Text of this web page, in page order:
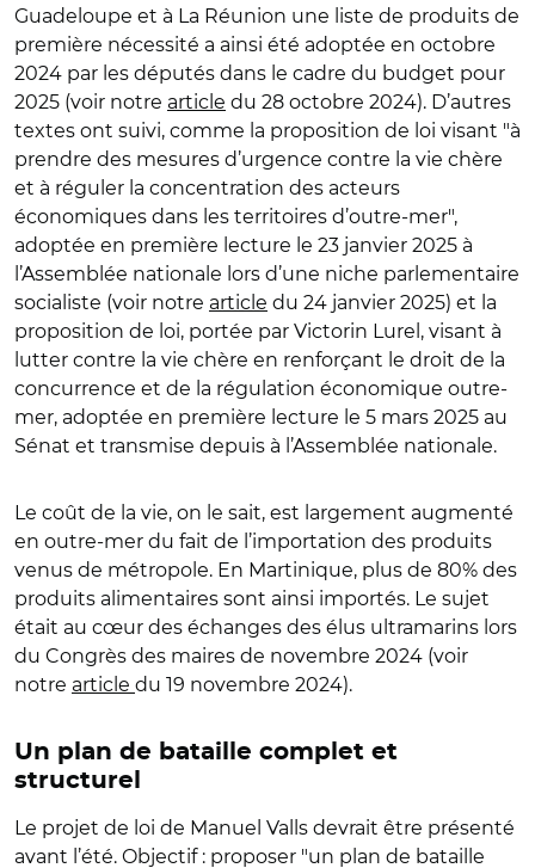
Guadeloupe et à La Réunion une liste de produits de
première nécessité a ainsi été adoptée en octobre
2024 par les députés dans le cadre du budget pour
2025 (voir notre article du 28 octobre 2024). D’autres
textes ont suivi, comme la proposition de loi visant "à
prendre des mesures d’urgence contre la vie chère
et à réguler la concentration des acteurs
économiques dans les territoires d’outre-mer",
adoptée en première lecture le 23 janvier 2025 à
l’Assemblée nationale lors d’une niche parlementaire
socialiste (voir notre article du 24 janvier 2025) et la
proposition de loi, portée par Victorin Lurel, visant à
lutter contre la vie chère en renforçant le droit de la
concurrence et de la régulation économique outre-
mer, adoptée en première lecture le 5 mars 2025 au
Sénat et transmise depuis à l’Assemblée nationale.
Le coût de la vie, on le sait, est largement augmenté
en outre-mer du fait de l’importation des produits
venus de métropole. En Martinique, plus de 80% des
produits alimentaires sont ainsi importés. Le sujet
était au cœur des échanges des élus ultramarins lors
du Congrès des maires de novembre 2024 (voir
notre article du 19 novembre 2024).
Un plan de bataille complet et
structurel
Le projet de loi de Manuel Valls devrait être présenté
avant l’été. Objectif : proposer "un plan de bataille